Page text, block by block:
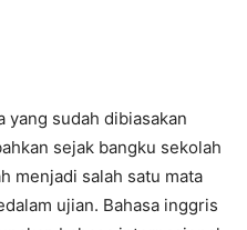
yang sudah dibiasakan
sejak bangku sekolah
menjadi salah satu mata
ujian. Bahasa inggris